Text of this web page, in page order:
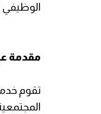
الوظيفي
مقدمة